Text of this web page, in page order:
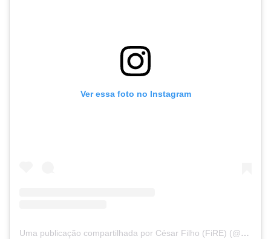
Ver essa foto no Instagram
Uma publicação compartilhada por César Filho (FiRE) (@cesarsouzafire)